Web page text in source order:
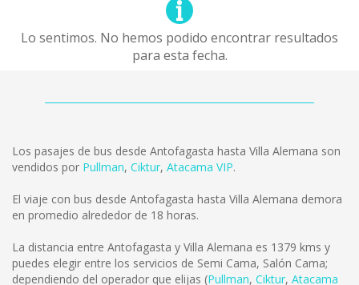
Lo sentimos. No hemos podido encontrar resultados
para esta fecha.
Los pasajes de bus desde Antofagasta hasta Villa Alemana son
vendidos por Pullman, Ciktur, Atacama VIP.
El viaje con bus desde Antofagasta hasta Villa Alemana demora
en promedio alrededor de 18 horas.
La distancia entre Antofagasta y Villa Alemana es 1379 kms y
puedes elegir entre los servicios de Semi Cama, Salón Cama;
dependiendo del operador que elijas (Pullman, Ciktur, Atacama